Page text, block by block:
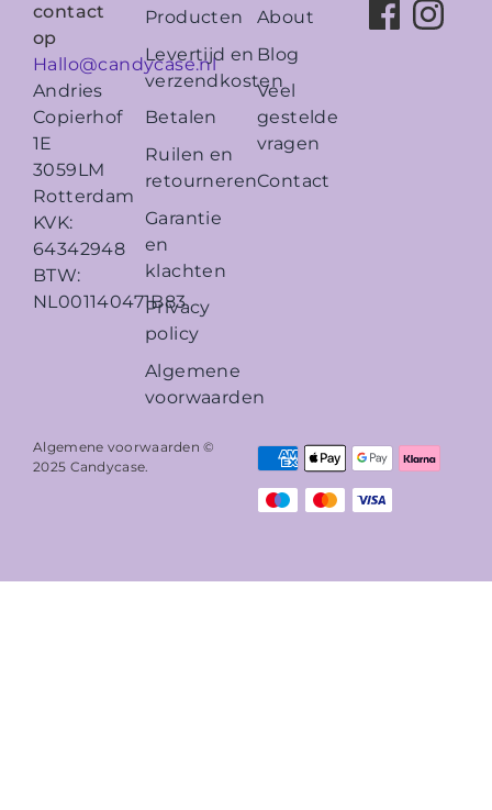
contact
op
Hallo@candycase.nl
Andries
Copierhof
1E
3059LM
Rotterdam
KVK:
64342948
BTW:
NL001140471B83
Producten
Levertijd en
verzendkosten
Betalen
Ruilen en
retourneren
Garantie
en
klachten
Privacy
policy
Algemene
voorwaarden
About
Blog
Veel
gestelde
vragen
Contact
Algemene voorwaarden ©
2025 Candycase.